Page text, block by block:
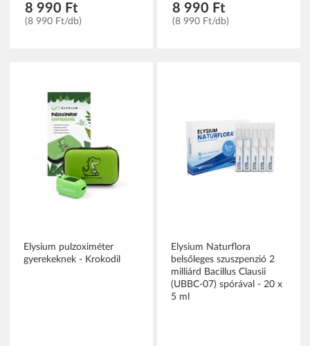
8 990 Ft
(8 990 Ft/db)
8 990 Ft
(8 990 Ft/db)
Elysium pulzoximéter
gyerekeknek - Krokodil
Elysium Naturflora
belsőleges szuszpenzió 2
milliárd Bacillus Clausii
(UBBC-07) spórával - 20 x
5 ml